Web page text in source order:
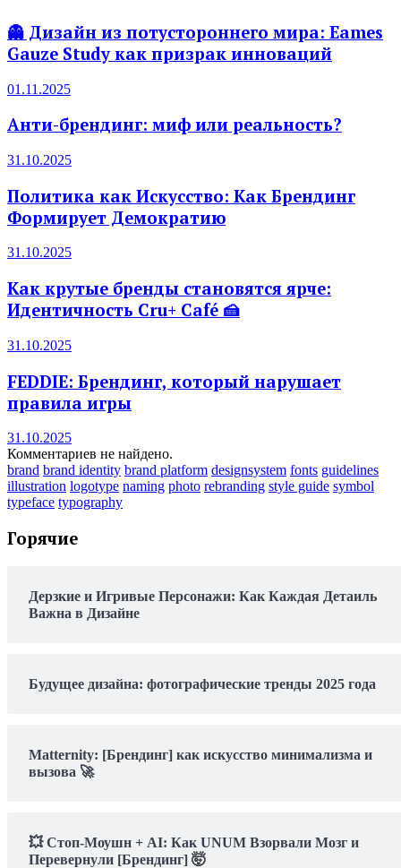
👻 Дизайн из потустороннего мира: Eames
Gauze Study как призрак инноваций
01.11.2025
Анти-брендинг: миф или реальность?
31.10.2025
Политика как Искусство: Как Брендинг
Формирует Демократию
31.10.2025
Как крутые бренды становятся ярче:
Идентичность Cru+ Café 🍰
31.10.2025
FEDDIE: Брендинг, который нарушает
правила игры
31.10.2025
Комментариев не найдено.
brand brand identity brand platform designsystem fonts guidelines
illustration logotype naming photo rebranding style guide symbol
typeface typography
Горячие
Дерзкие и Игривые Персонажи: Как Каждая Детаиль
Важна в Дизайне
Будущее дизайна: фотографические тренды 2025 года
Matternity: [Брендинг] как искусство минимализма и
вызова 🚀
💥 Стоп-Моушн + AI: Как UNUM Взорвали Мозг и
Перевернули [Брендинг] 🤯